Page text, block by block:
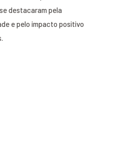
destacaram pela
e pelo impacto positivo